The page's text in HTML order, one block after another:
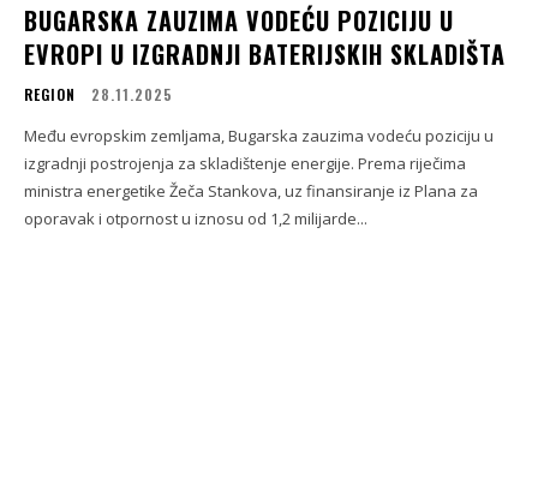
BUGARSKA ZAUZIMA VODEĆU POZICIJU U
EVROPI U IZGRADNJI BATERIJSKIH SKLADIŠTA
REGION 28.11.2025
Među evropskim zemljama, Bugarska zauzima vodeću poziciju u
izgradnji postrojenja za skladištenje energije. Prema riječima
ministra energetike Žeča Stankova, uz finansiranje iz Plana za
oporavak i otpornost u iznosu od 1,2 milijarde...